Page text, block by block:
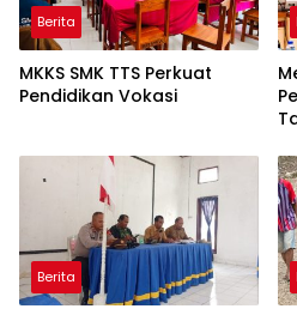
Berita
MKKS SMK TTS Perkuat
Pendidikan Vokasi
Berita